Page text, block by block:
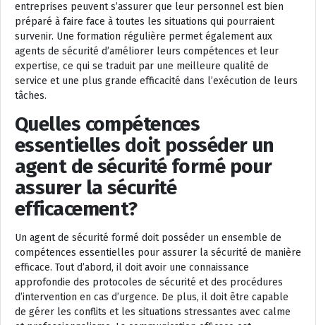
entreprises peuvent s’assurer que leur personnel est bien
préparé à faire face à toutes les situations qui pourraient
survenir. Une formation régulière permet également aux
agents de sécurité d’améliorer leurs compétences et leur
expertise, ce qui se traduit par une meilleure qualité de
service et une plus grande efficacité dans l’exécution de leurs
tâches.
Quelles compétences
essentielles doit posséder un
agent de sécurité formé pour
assurer la sécurité
efficacement?
Un agent de sécurité formé doit posséder un ensemble de
compétences essentielles pour assurer la sécurité de manière
efficace. Tout d’abord, il doit avoir une connaissance
approfondie des protocoles de sécurité et des procédures
d’intervention en cas d’urgence. De plus, il doit être capable
de gérer les conflits et les situations stressantes avec calme